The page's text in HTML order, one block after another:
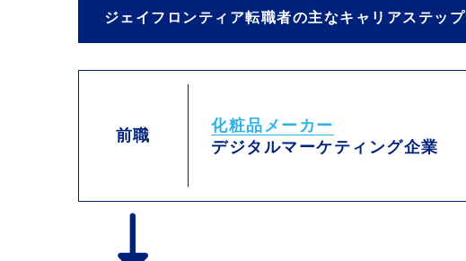
ジェイフロンティア転職者の主なキャリアステップ
前職
化粧品メーカー
デジタルマーケティング企業